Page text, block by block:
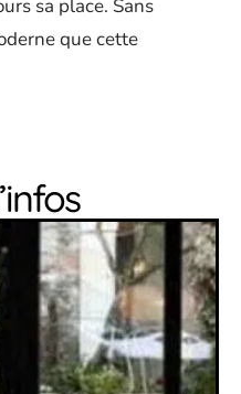
sa place. Sans
que cette